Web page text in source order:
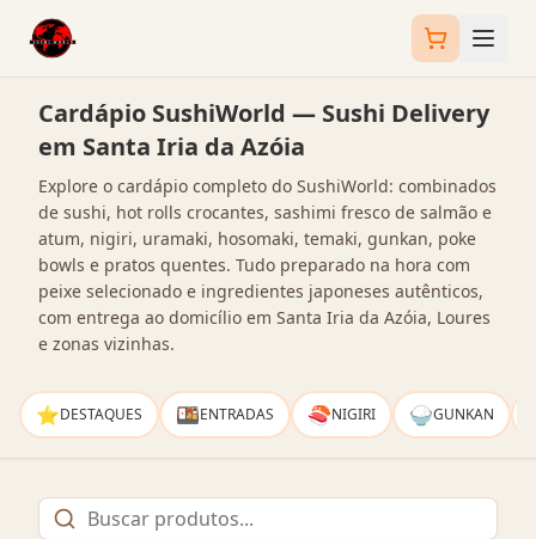
Cardápio SushiWorld — Sushi Delivery
em Santa Iria da Azóia
Explore o cardápio completo do SushiWorld: combinados
de sushi, hot rolls crocantes, sashimi fresco de salmão e
atum, nigiri, uramaki, hosomaki, temaki, gunkan, poke
bowls e pratos quentes. Tudo preparado na hora com
peixe selecionado e ingredientes japoneses autênticos,
com entrega ao domicílio em Santa Iria da Azóia, Loures
e zonas vizinhas.
⭐DESTAQUES 🍱ENTRADAS 🍣NIGIRI 🍚GUNKAN